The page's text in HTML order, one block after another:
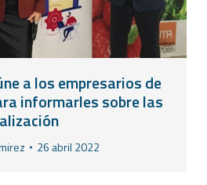
a los empresarios de
informarles sobre las
26 abril 2022